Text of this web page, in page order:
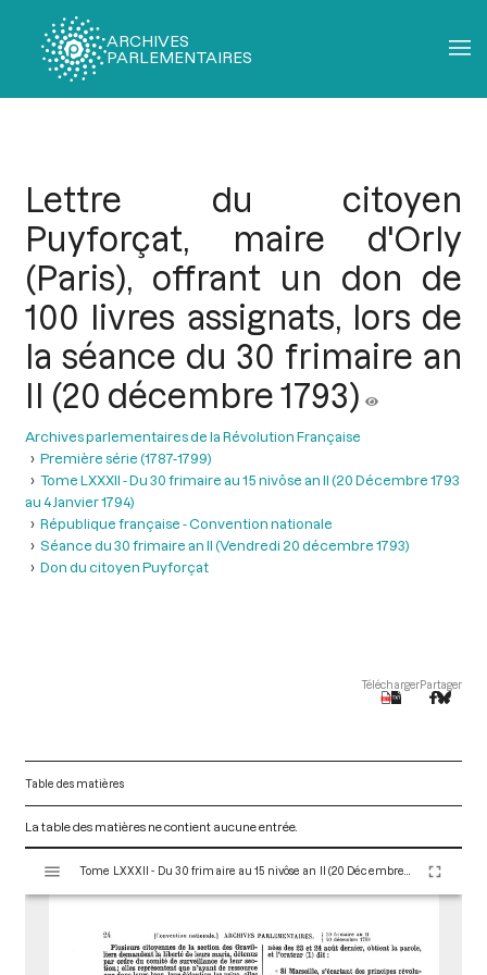
ARCHIVES
PARLEMENTAIRES
Lettre du citoyen
Puyforçat, maire d'Orly
(Paris), offrant un don de
100 livres assignats, lors de
la séance du 30 frimaire an
II (20 décembre 1793)
Archives parlementaires de la Révolution Française
Première série (1787-1799)
Tome LXXXII - Du 30 frimaire au 15 nivôse an II (20 Décembre 1793
au 4 Janvier 1794)
République française - Convention nationale
Séance du 30 frimaire an II (Vendredi 20 décembre 1793)
Don du citoyen Puyforçat
TéléchargerPartager
Table des matières
La table des matières ne contient aucune entrée.
s